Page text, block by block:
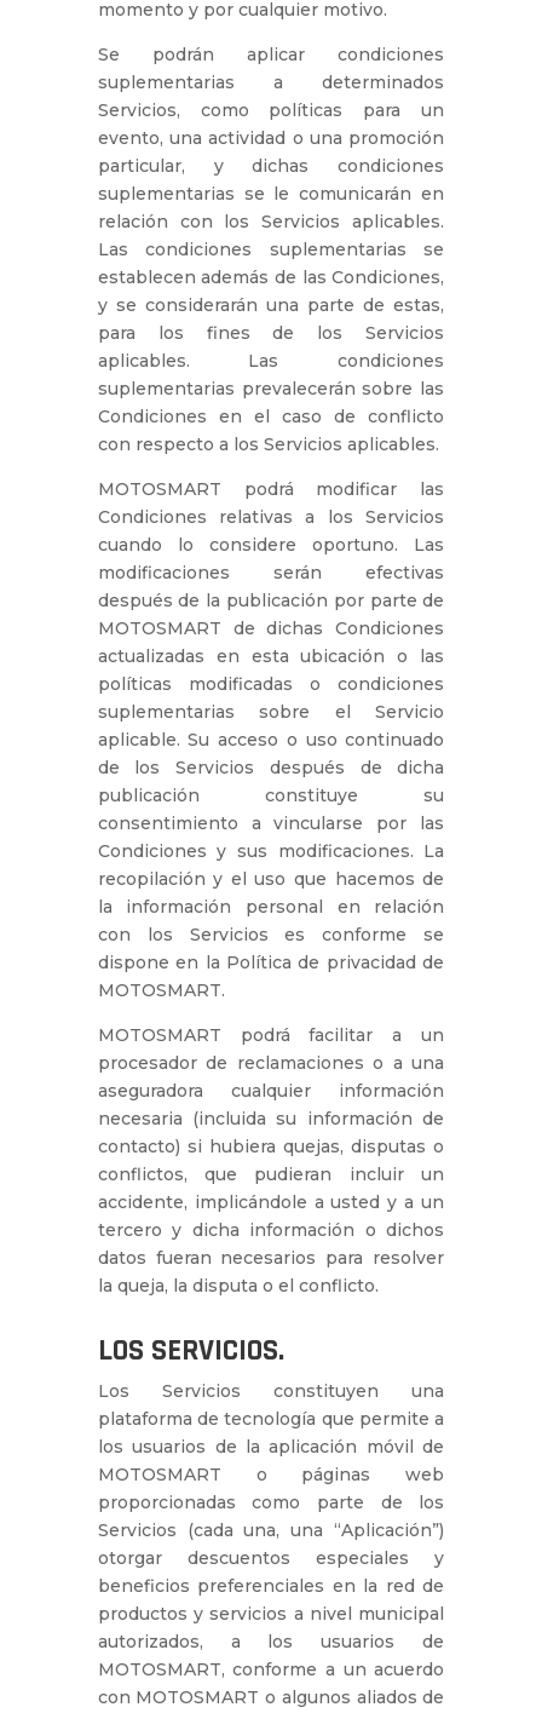
momento y por cualquier motivo.
Se podrán aplicar condiciones
suplementarias a determinados
Servicios, como políticas para un
evento, una actividad o una promoción
particular, y dichas condiciones
suplementarias se le comunicarán en
relación con los Servicios aplicables.
Las condiciones suplementarias se
establecen además de las Condiciones,
y se considerarán una parte de estas,
para los fines de los Servicios
aplicables. Las condiciones
suplementarias prevalecerán sobre las
Condiciones en el caso de conflicto
con respecto a los Servicios aplicables.
MOTOSMART podrá modificar las
Condiciones relativas a los Servicios
cuando lo considere oportuno. Las
modificaciones serán efectivas
después de la publicación por parte de
MOTOSMART de dichas Condiciones
actualizadas en esta ubicación o las
políticas modificadas o condiciones
suplementarias sobre el Servicio
aplicable. Su acceso o uso continuado
de los Servicios después de dicha
publicación constituye su
consentimiento a vincularse por las
Condiciones y sus modificaciones. La
recopilación y el uso que hacemos de
la información personal en relación
con los Servicios es conforme se
dispone en la Política de privacidad de
MOTOSMART.
MOTOSMART podrá facilitar a un
procesador de reclamaciones o a una
aseguradora cualquier información
necesaria (incluida su información de
contacto) si hubiera quejas, disputas o
conflictos, que pudieran incluir un
accidente, implicándole a usted y a un
tercero y dicha información o dichos
datos fueran necesarios para resolver
la queja, la disputa o el conflicto.
LOS SERVICIOS.
Los Servicios constituyen una
plataforma de tecnología que permite a
los usuarios de la aplicación móvil de
MOTOSMART o páginas web
proporcionadas como parte de los
Servicios (cada una, una “Aplicación”)
otorgar descuentos especiales y
beneficios preferenciales en la red de
productos y servicios a nivel municipal
autorizados, a los usuarios de
MOTOSMART, conforme a un acuerdo
con MOTOSMART o algunos aliados de